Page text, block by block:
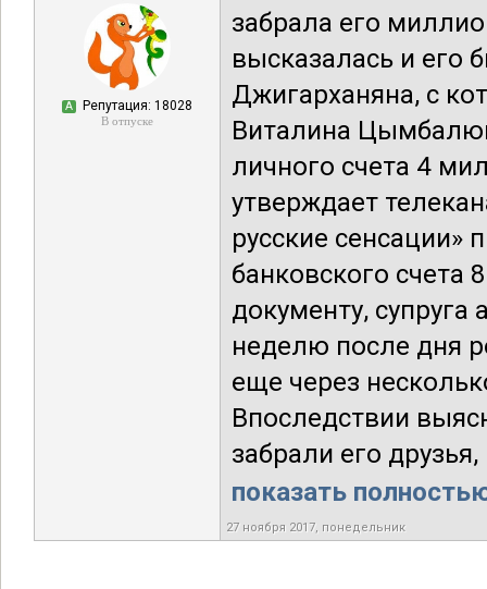
А Репутация: 18028
В отпуске
забрала его
высказалась и
Джигарханяна, с
Виталина
личного счета 4
утверждает
русские сенсации»
банковского счета
документу, супруга
неделю после дня
еще через
Впоследствии
забрали его
показать
27 ноября 2017, понедельник